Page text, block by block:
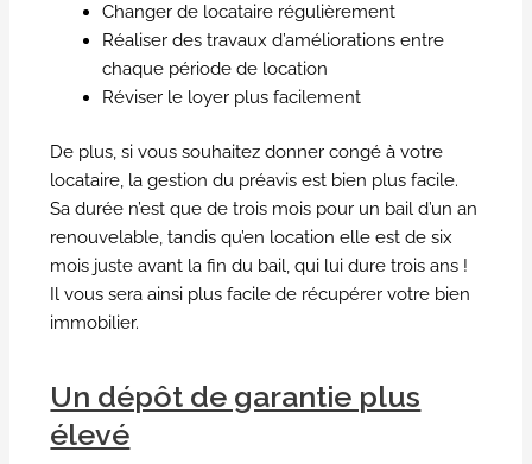
Changer de locataire régulièrement
Réaliser des travaux d’améliorations entre
chaque période de location
Réviser le loyer plus facilement
De plus, si vous souhaitez donner congé à votre
locataire, la gestion du préavis est bien plus facile.
Sa durée n’est que de trois mois pour un bail d’un an
renouvelable, tandis qu’en location elle est de six
mois juste avant la fin du bail, qui lui dure trois ans !
Il vous sera ainsi plus facile de récupérer votre bien
immobilier.
Un dépôt de garantie plus
élevé